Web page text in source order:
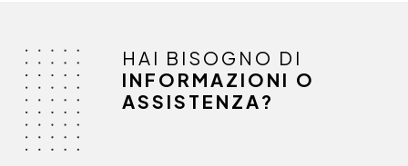
HAI BISOGNO DI
INFORMAZIONI O
ASSISTENZA?